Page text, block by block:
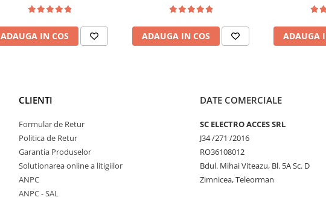
ADAUGA IN COS ADAUGA IN COS ADAUGA
CLIENTI
Formular de Retur
Politica de Retur
Garantia Produselor
Solutionarea online a litigiilor
ANPC
ANPC - SAL
DATE COMERCIALE
SC ELECTRO ACCES SRL
J34 /271 /2016
RO36108012
Bdul. Mihai Viteazu, Bl. 5A Sc. D
Zimnicea, Teleorman